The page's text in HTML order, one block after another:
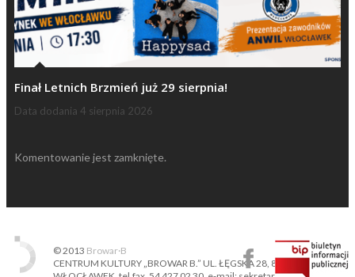
Finał Letnich Brzmień już 29 sierpnia!
Data dodania 4 sierpnia 2026
Komentowanie jest zamknięte.
© 2013 Browar·B
CENTRUM KULTURY „BROWAR B.” UL. ŁĘGSKA 28, 87-800